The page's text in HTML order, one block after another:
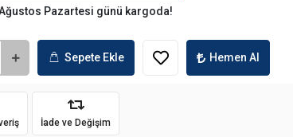
Pazartesi günü kargoda!
Sepete Ekle Hemen Al
İade ve Değişim